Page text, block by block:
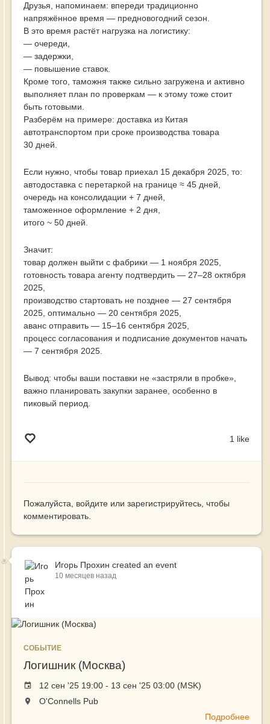
Друзья, напоминаем: впереди традиционно
напряжённое время — предновогодний сезон.
В это время растёт нагрузка на логистику:
— очереди,
— задержки,
— повышение ставок.
Кроме того, таможня также сильно загружена и активно
выполняет план по проверкам — к этому тоже стоит
быть готовыми.
Разберём на примере: доставка из Китая
автотранспортом при сроке производства товара
30 дней.
Если нужно, чтобы товар приехал 15 декабря 2025, то:
автодоставка с перетаркой на границе ≈ 45 дней,
очередь на консолидации + 7 дней,
таможенное оформление + 2 дня,
итого ~ 50 дней.
Значит:
товар должен выйти с фабрики — 1 ноября 2025,
готовность товара агенту подтвердить — 27–28 октября
2025,
производство стартовать не позднее — 27 сентября
2025, оптимально — 20 сентября 2025,
аванс отправить — 15–16 сентября 2025,
процесс согласования и подписание документов начать
— 7 сентября 2025.
Вывод: чтобы ваши поставки не «застряли в пробке»,
важно планировать закупки заранее, особенно в
пиковый период.
1 like
Пожалуйста, войдите или зарегистрируйтесь , чтобы
комментировать.
Игорь Прохин created an event
10 месяцев назад
СОБЫТИЕ
Логишник (Москва)
Event
date
12 сен '25 19:00 - 13 сен '25 03:00 (MSK)
The
O'Connells Pub
Подробнее